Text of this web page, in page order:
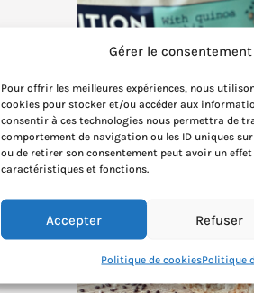
Gérer le
Pour offrir les meilleures expériences, nous
cookies pour stocker et/ou accéder aux
consentir à ces technologies nous permettra de
comportement de navigation ou les ID uniques
ou de retirer son consentement peut avoir un
caractéristiques et fonctions.
Accepter Refuser
Politique de cookiesPolitique